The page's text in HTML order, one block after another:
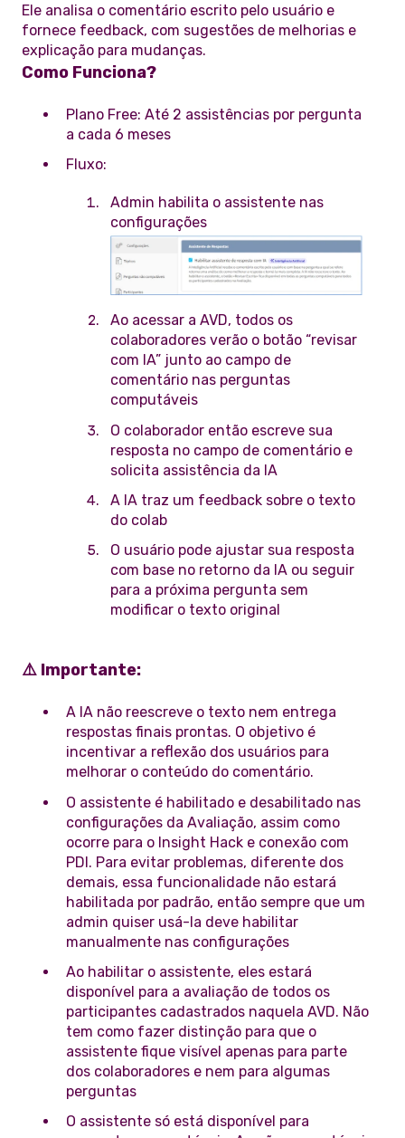
Ele analisa o comentário escrito pelo usuário e
fornece feedback, com sugestões de melhorias e
explicação para mudanças.
Como Funciona?
Plano Free: Até 2 assistências por pergunta
a cada 6 meses
Fluxo:
Admin habilita o assistente nas
configurações
Ao acessar a AVD, todos os
colaboradores verão o botão “revisar
com IA” junto ao campo de
comentário nas perguntas
computáveis
O colaborador então escreve sua
resposta no campo de comentário e
solicita assistência da IA
A IA traz um feedback sobre o texto
do colab
O usuário pode ajustar sua resposta
com base no retorno da IA ou seguir
para a próxima pergunta sem
modificar o texto original
⚠️ Importante:
A IA não reescreve o texto nem entrega
respostas finais prontas. O objetivo é
incentivar a reflexão dos usuários para
melhorar o conteúdo do comentário.
O assistente é habilitado e desabilitado nas
configurações da Avaliação, assim como
ocorre para o Insight Hack e conexão com
PDI. Para evitar problemas, diferente dos
demais, essa funcionalidade não estará
habilitada por padrão, então sempre que um
admin quiser usá-la deve habilitar
manualmente nas configurações
Ao habilitar o assistente, eles estará
disponível para a avaliação de todos os
participantes cadastrados naquela AVD. Não
tem como fazer distinção para que o
assistente fique visível apenas para parte
dos colaboradores e nem para algumas
perguntas
O assistente só está disponível para